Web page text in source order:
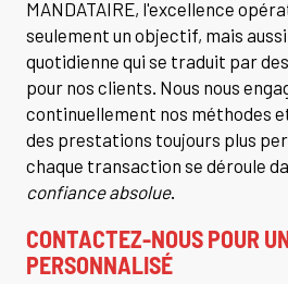
MANDATAIRE, l'excellence
seulement un objectif, mais
quotidienne qui se traduit par
pour nos clients. Nous nous
continuellement nos méthodes
des prestations toujours plus
chaque transaction se déroule
confiance absolue.
CONTACTEZ-NOUS POUR
PERSONNALISÉ